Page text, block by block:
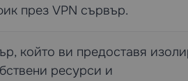
през VPN сървър.
който ви предоставя
ресурси и